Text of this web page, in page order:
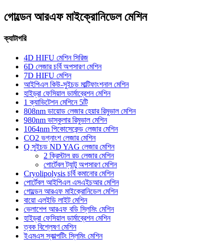
গোল্ডেন আরএফ মাইক্রোনিডেল মেশিন
ক্যাটাগরি
4D HIFU মেশিন সিরিজ
6D লেজার চর্বি অপসারণ মেশিন
7D HIFU মেশিন
আইপিএল কিউ-সুইচড মাল্টিফাংশনাল মেশিন
হাইড্রা ফেসিয়াল ডার্মাব্রেশন মেশিন
1 ক্যাভিটেশন মেশিনে 5টি
808nm ডায়োড লেজার হেয়ার রিমুভাল মেশিন
980nm ভাস্কুলার রিমুভাল মেশিন
1064nm পিকোসেকেন্ড লেজার মেশিন
CO2 ভগ্নাংশ লেজার মেশিন
Q সুইচড ND YAG লেজার মেশিন
2 ক্রিস্টাল রড লেজার মেশিন
পোর্টেবল ট্যাটু অপসারণ মেশিন
Cryolipolysis চর্বি কমানোর মেশিন
পোর্টেবল আইপিএল এসএইচআর মেশিন
গোল্ডেন আরএফ মাইক্রোনিডেল মেশিন
বায়ো এলইডি লাইট মেশিন
ভেলাশেপ আরএফ বডি স্লিমিং মেশিন
হাইড্রা ফেসিয়াল ডার্মাব্রেশন মেশিন
ত্বক বিশ্লেষণ মেশিন
ইএমএস স্কাল্পটিং স্লিমিং মেশিন